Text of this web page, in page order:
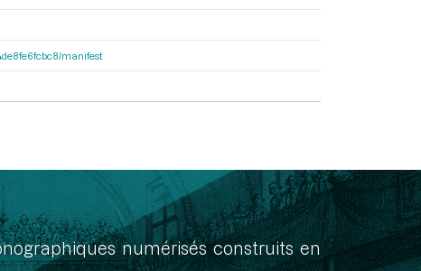
manifest
numérisés construits en